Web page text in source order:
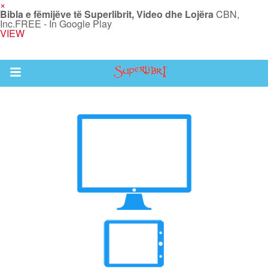
×
Bibla e fëmijëve të Superlibrit, Video dhe LojëraCBN,
Inc.FREE - In Google Play
VIEW
Return to Content